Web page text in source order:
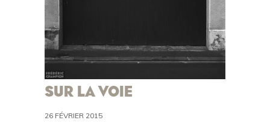
SUR LA VOIE
26 FÉVRIER 2015